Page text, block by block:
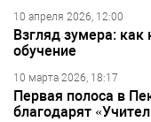
10 апреля 2026, 12:00
Взгляд зумера:
обучение
10 марта 2026, 18:17
Первая полоса в
благодарят